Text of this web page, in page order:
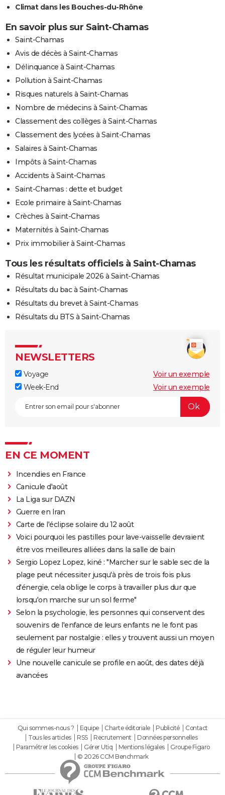
Climat dans les Bouches-du-Rhône
En savoir plus sur Saint-Chamas
Saint-Chamas
Avis de décès à Saint-Chamas
Délinquance à Saint-Chamas
Pollution à Saint-Chamas
Risques naturels à Saint-Chamas
Nombre de médecins à Saint-Chamas
Classement des collèges à Saint-Chamas
Classement des lycées à Saint-Chamas
Salaires à Saint-Chamas
Impôts à Saint-Chamas
Accidents à Saint-Chamas
Saint-Chamas : dette et budget
Ecole primaire à Saint-Chamas
Crèches à Saint-Chamas
Maternités à Saint-Chamas
Prix immobilier à Saint-Chamas
Tous les résultats officiels à Saint-Chamas
Résultat municipale 2026 à Saint-Chamas
Résultats du bac à Saint-Chamas
Résultats du brevet à Saint-Chamas
Résultats du BTS à Saint-Chamas
NEWSLETTERS
Voyage
Voir un exemple
Week-End
Voir un exemple
EN CE MOMENT
Incendies en France
Canicule d'août
La Liga sur DAZN
Guerre en Iran
Carte de l'éclipse solaire du 12 août
Voici pourquoi les pastilles pour lave-vaisselle devraient
être vos meilleures alliées dans la salle de bain
Sergio Lopez Lopez, kiné : "Marcher sur le sable sec de la
plage peut nécessiter jusqu'à près de trois fois plus
d'énergie, cela oblige le corps à travailler plus dur que
lorsqu'on marche sur un sol ferme"
Selon la psychologie, les personnes qui conservent des
souvenirs de l'enfance de leurs enfants ne le font pas
seulement par nostalgie : elles y trouvent aussi un moyen
de réguler leur humeur
Une nouvelle canicule se profile en août, des dates déjà
avancées
Qui sommes-nous ? Equipe Charte éditoriale Publicité
Contact
Tous les articles
RSS Recrutement
Données personnelles
Paramétrer les cookies
Gérer Utiq Mentions légales
Groupe Figaro
© 2026 CCM Benchmark